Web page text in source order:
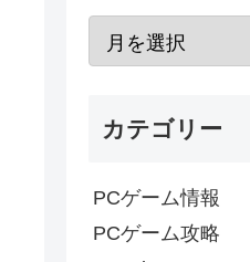
カテゴリー
PCゲーム情報
PCゲーム攻略